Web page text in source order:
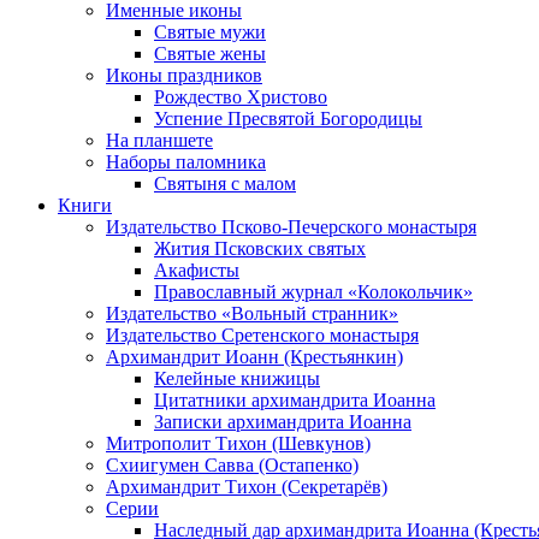
Именные иконы
Святые мужи
Святые жены
Иконы праздников
Рождество Христово
Успение Пресвятой Богородицы
На планшете
Наборы паломника
Святыня с малом
Книги
Издательство Псково-Печерского монастыря
Жития Псковских святых
Акафисты
Православный журнал «Колокольчик»
Издательство «Вольный странник»
Издательство Сретенского монастыря
Архимандрит Иоанн (Крестьянкин)
Келейные книжицы
Цитатники архимандрита Иоанна
Записки архимандрита Иоанна
Митрополит Тихон (Шевкунов)
Схиигумен Савва (Остапенко)
Архимандрит Тихон (Секретарёв)
Серии
Наследный дар архимандрита Иоанна